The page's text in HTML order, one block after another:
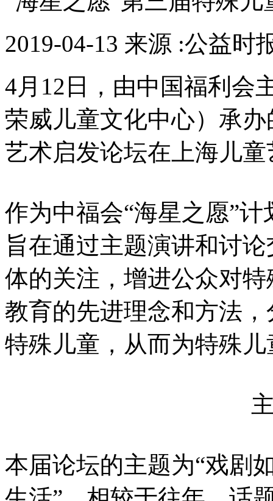
2019-04-13 来源 :公益时
4月12日，由中国福利会
荣威儿童文化中心）承
艺术启发论坛在上海儿
作为中福会“海星之愿”
旨在通过主题演讲和讨
体的关注，增进公众对
教育的先进理念和方法
特殊儿童，从而为特殊
本届论坛的主题为“戏剧